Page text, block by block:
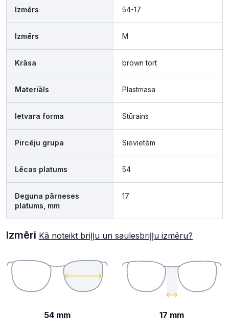
Izmērs 54-17
Izmērs M
Krāsa brown tort
Materiāls Plastmasa
Ietvara forma Stūrains
Pircēju grupa Sievietēm
Lēcas platums 54
Deguna pārneses
platums, mm
17
Izmēri Kā noteikt briļļu un saulesbriļļu izmēru?
54 mm
17 mm